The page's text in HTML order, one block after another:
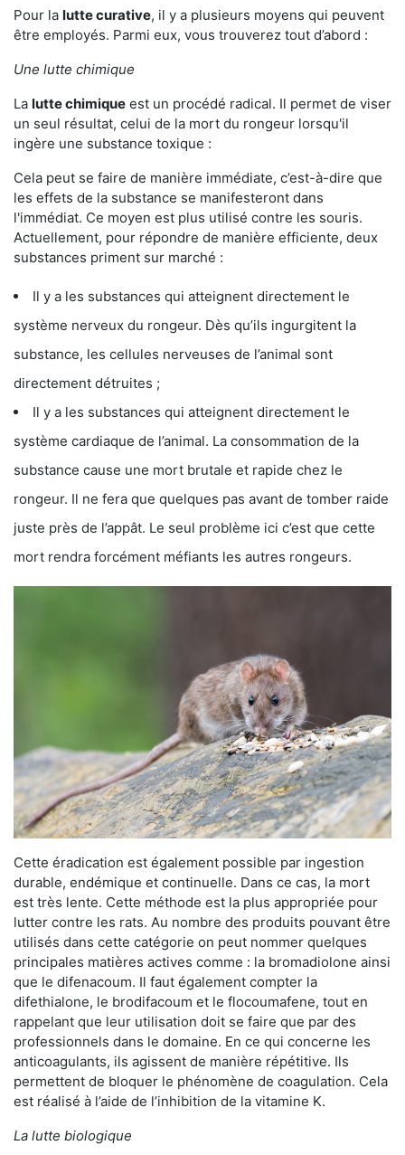
Pour la lutte curative, il y a plusieurs moyens qui peuvent
être employés. Parmi eux, vous trouverez tout d’abord :
Une lutte chimique
La lutte chimique est un procédé radical. Il permet de viser
un seul résultat, celui de la mort du rongeur lorsqu'il
ingère une substance toxique :
Cela peut se faire de manière immédiate, c’est-à-dire que
les effets de la substance se manifesteront dans
l'immédiat. Ce moyen est plus utilisé contre les souris.
Actuellement, pour répondre de manière efficiente, deux
substances priment sur marché :
Il y a les substances qui atteignent directement le
système nerveux du rongeur. Dès qu’ils ingurgitent la
substance, les cellules nerveuses de l’animal sont
directement détruites ;
Il y a les substances qui atteignent directement le
système cardiaque de l’animal. La consommation de la
substance cause une mort brutale et rapide chez le
rongeur. Il ne fera que quelques pas avant de tomber raide
juste près de l’appât. Le seul problème ici c’est que cette
mort rendra forcément méfiants les autres rongeurs.
Cette éradication est également possible par ingestion
durable, endémique et continuelle. Dans ce cas, la mort
est très lente. Cette méthode est la plus appropriée pour
lutter contre les rats. Au nombre des produits pouvant être
utilisés dans cette catégorie on peut nommer quelques
principales matières actives comme : la bromadiolone ainsi
que le difenacoum. Il faut également compter la
difethialone, le brodifacoum et le flocoumafene, tout en
rappelant que leur utilisation doit se faire que par des
professionnels dans le domaine. En ce qui concerne les
anticoagulants, ils agissent de manière répétitive. Ils
permettent de bloquer le phénomène de coagulation. Cela
est réalisé à l’aide de l’inhibition de la vitamine K.
La lutte biologique